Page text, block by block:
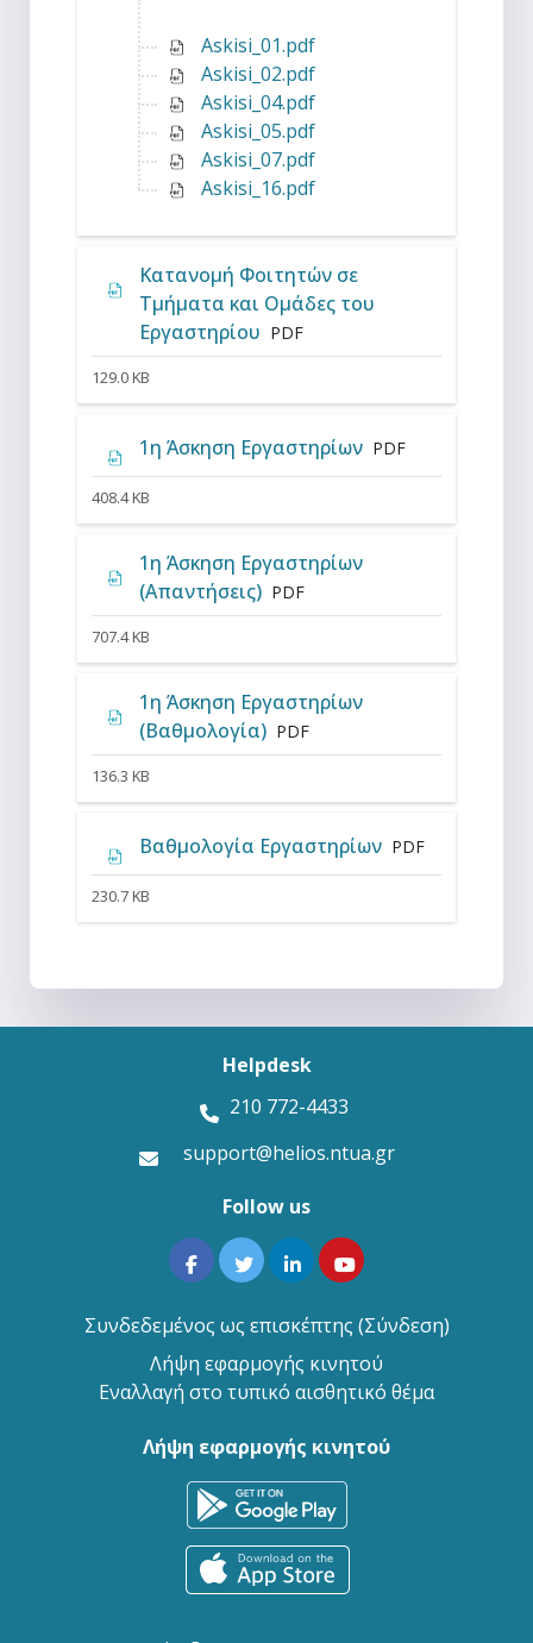
Askisi_01.pdf
Askisi_02.pdf
Askisi_04.pdf
Askisi_05.pdf
Askisi_07.pdf
Askisi_16.pdf
Κατανομή Φοιτητών σε
Τμήματα και Ομάδες του
Εργαστηρίου Αρχείο
PDF
129.0 KB
1η Άσκηση Εργαστηρίων Αρχείο
PDF
408.4 KB
1η Άσκηση Εργαστηρίων
(Απαντήσεις) Αρχείο
PDF
707.4 KB
1η Άσκηση Εργαστηρίων
(Βαθμολογία) Αρχείο
PDF
136.3 KB
Βαθμολογία Εργαστηρίων Αρχείο
PDF
230.7 KB
Helpdesk
210 772-4433
support@helios.ntua.gr
Follow us
Συνδεδεμένος ως επισκέπτης (Σύνδεση)
Λήψη εφαρμογής κινητού
Εναλλαγή στο τυπικό αισθητικό θέμα
Λήψη εφαρμογής κινητού